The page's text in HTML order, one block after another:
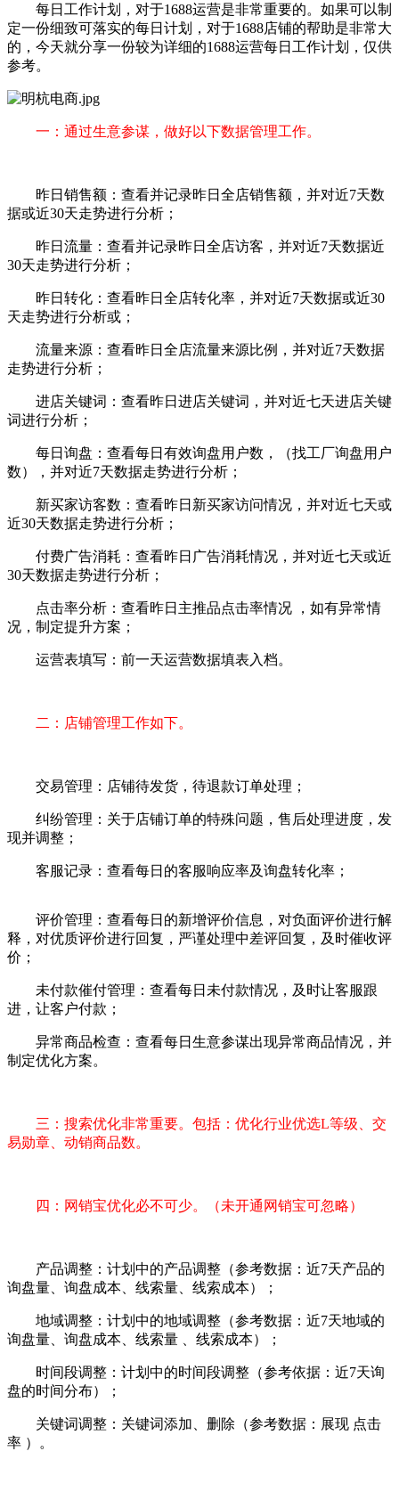
每日工作计划，对于1688运营是非常重要的。如果可以制
定一份细致可落实的每日计划，对于1688店铺的帮助是非常大
的，今天就分享一份较为详细的1688运营每日工作计划，仅供
参考。
一：通过生意参谋，做好以下数据管理工作。
昨日销售额：查看并记录昨日全店销售额，并对近7天数
据或近30天走势进行分析；
昨日流量：查看并记录昨日全店访客，并对近7天数据近
30天走势进行分析；
昨日转化：查看昨日全店转化率，并对近7天数据或近30
天走势进行分析或；
流量来源：查看昨日全店流量来源比例，并对近7天数据
走势进行分析；
进店关键词：查看昨日进店关键词，并对近七天进店关键
词进行分析；
每日询盘：查看每日有效询盘用户数，（找工厂询盘用户
数），并对近7天数据走势进行分析；
新买家访客数：查看昨日新买家访问情况，并对近七天或
近30天数据走势进行分析；
付费广告消耗：查看昨日广告消耗情况，并对近七天或近
30天数据走势进行分析；
点击率分析：查看昨日主推品点击率情况 ，如有异常情
况，制定提升方案；
运营表填写：前一天运营数据填表入档。
二：店铺管理工作如下。
交易管理：店铺待发货，待退款订单处理；
纠纷管理：关于店铺订单的特殊问题，售后处理进度，发
现并调整；
客服记录：查看每日的客服响应率及询盘转化率；
评价管理：查看每日的新增评价信息，对负面评价进行解
释，对优质评价进行回复，严谨处理中差评回复，及时催收评
价；
未付款催付管理：查看每日未付款情况，及时让客服跟
进，让客户付款；
异常商品检查：查看每日生意参谋出现异常商品情况，并
制定优化方案。
三：搜索优化非常重要。包括：优化行业优选L等级、交
易勋章、动销商品数。
四：网销宝优化必不可少。（未开通网销宝可忽略）
产品调整：计划中的产品调整（参考数据：近7天产品的
询盘量、询盘成本、线索量、线索成本）；
地域调整：计划中的地域调整（参考数据：近7天地域的
询盘量、询盘成本、线索量 、线索成本）；
时间段调整：计划中的时间段调整（参考依据：近7天询
盘的时间分布）；
关键词调整：关键词添加、删除（参考数据：展现 点击
率 ）。